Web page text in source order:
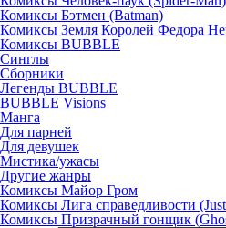
Комиксы Бэтмен (Batman)
Комиксы Земля Королей Федора
Комиксы BUBBLE
Синглы
Сборники
Легенды BUBBLE
BUBBLE Visions
Манга
Для парней
Для девушек
Мистика/ужасы
Другие жанры
Комиксы Майор Гром
Комиксы Лига справедливости
Комиксы Призрачный гонщик